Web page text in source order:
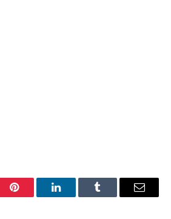
Pinterest LinkedInTumblr
E-